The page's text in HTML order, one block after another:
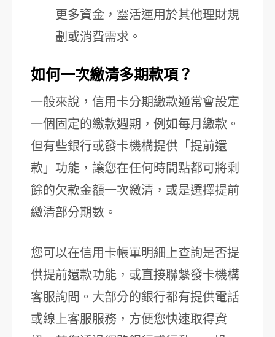
更多資金，靈活運用於其他理財規
劃或消費需求。
如何一次繳清多期款項？
一般來說，信用卡分期繳款通常會設定
一個固定的繳款週期，例如每月繳款。
但有些銀行或發卡機構提供「提前還
款」功能，讓您在任何時間點都可將剩
餘的欠款金額一次繳清，或是選擇提前
繳清部分期數。
您可以在信用卡帳單明細上查詢是否提
供提前還款功能，或直接聯繫發卡機構
客服詢問。大部分的銀行都有提供電話
或線上客服服務，方便您快速取得資